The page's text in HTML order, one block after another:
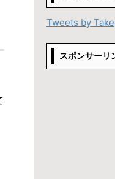
Tweets by
スポンサーリ